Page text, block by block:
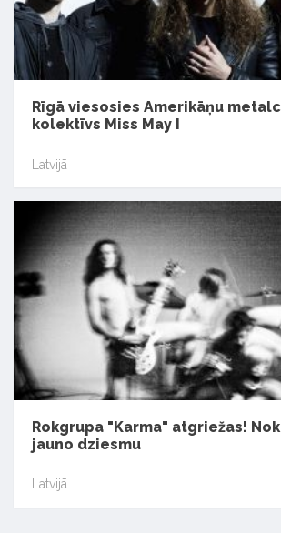
Rīgā viesosies Amerikāņu
kolektīvs Miss May I
Latvijā
Rokgrupa "Karma" atgriežas!
jauno dziesmu
Latvijā